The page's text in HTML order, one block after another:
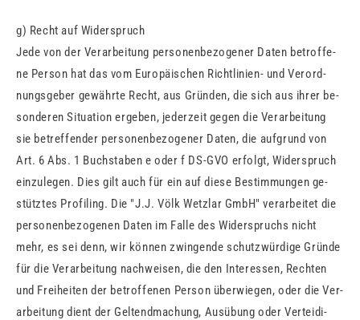
g) Recht auf Wi­der­spruch
Jede von der Ver­ar­bei­tung per­so­nen­be­zo­ge­ner Daten be­trof­fe­
ne Per­son hat das vom Eu­ro­päi­schen Richt­li­ni­en- und Ver­ord­
nungs­ge­ber ge­währ­te Recht, aus Grün­den, die sich aus ihrer be­
son­de­ren Si­tua­ti­on er­ge­ben, je­der­zeit gegen die Ver­ar­bei­tung
sie be­tref­fen­der per­so­nen­be­zo­ge­ner Daten, die auf­grund von
Art. 6 Abs. 1 Buch­sta­ben e oder f DS-GVO er­folgt, Wi­der­spruch
ein­zu­le­gen. Dies gilt auch für ein auf diese Be­stim­mun­gen ge­
stütz­tes Pro­filing. Die "J.J. Völk Wetzlar GmbH" ver­ar­bei­tet die
per­so­nen­be­zo­ge­nen Daten im Falle des Wi­der­spruchs nicht
mehr, es sei denn, wir kön­nen zwin­gen­de schutz­wür­di­ge Grün­de
für die Ver­ar­bei­tung nach­wei­sen, die den In­ter­es­sen, Rech­ten
und Frei­hei­ten der be­trof­fe­nen Per­son über­wie­gen, oder die Ver­
ar­bei­tung dient der Gel­tend­ma­chung, Aus­übung oder Ver­tei­di­